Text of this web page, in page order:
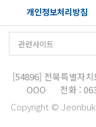
개인정보처리방침
[54896] 전북특별자
OOO
전화 :
Copyright ©